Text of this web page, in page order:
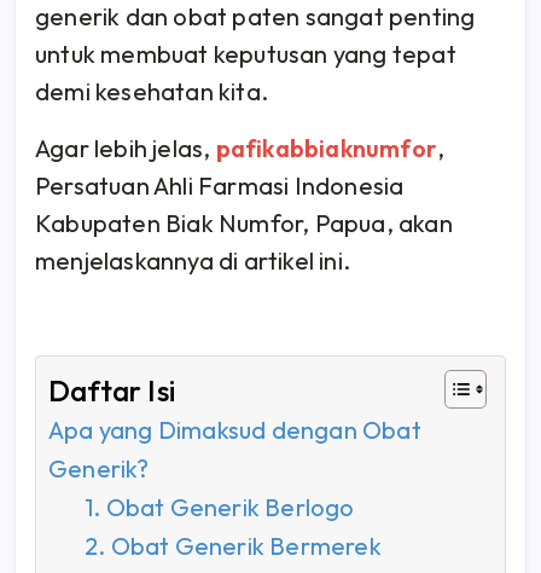
generik dan obat paten sangat penting
untuk membuat keputusan yang tepat
demi kesehatan kita.
Agar lebih jelas, pafikabbiaknumfor,
Persatuan Ahli Farmasi Indonesia
Kabupaten Biak Numfor, Papua, akan
menjelaskannya di artikel ini.
Daftar Isi
Apa yang Dimaksud dengan Obat
Generik?
1. Obat Generik Berlogo
2. Obat Generik Bermerek